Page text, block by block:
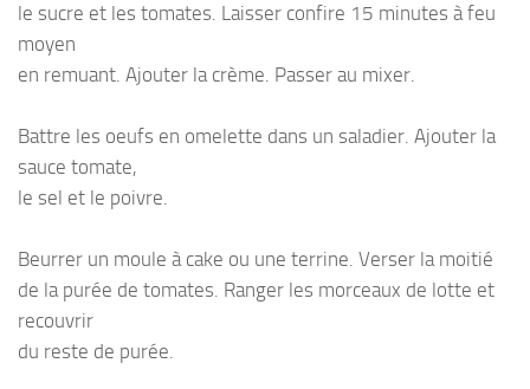
le sucre et les tomates. Laisser confire 15 minutes à feu
moyen
en remuant. Ajouter la crème. Passer au mixer.
Battre les oeufs en omelette dans un saladier. Ajouter la
sauce tomate,
le sel et le poivre.
Beurrer un moule à cake ou une terrine. Verser la moitié
de la purée de tomates. Ranger les morceaux de lotte et
recouvrir
du reste de purée.